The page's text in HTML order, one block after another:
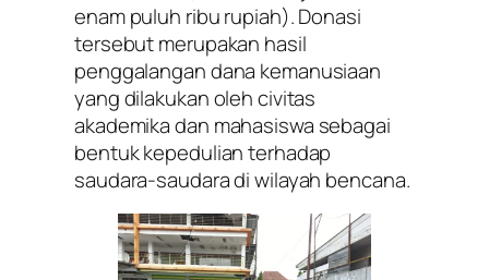
enam puluh ribu rupiah). Donasi
tersebut merupakan hasil
penggalangan dana kemanusiaan
yang dilakukan oleh civitas
akademika dan mahasiswa sebagai
bentuk kepedulian terhadap
saudara-saudara di wilayah bencana.